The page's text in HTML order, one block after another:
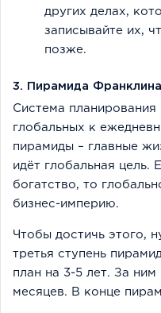
других делах,
записывайте их,
позже.
3. Пирамида Франклина
Система
глобальных к
пирамиды – главные
идёт глобальная цель.
богатство, то
бизнес-империю.
Чтобы достичь этого,
третья ступень
план на 3-5 лет. За ним
месяцев. В конце